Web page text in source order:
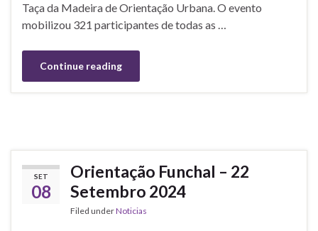
Taça da Madeira de Orientação Urbana. O evento
mobilizou 321 participantes de todas as …
Continue reading
SET
08
Orientação Funchal – 22
Setembro 2024
Filed underNoticias